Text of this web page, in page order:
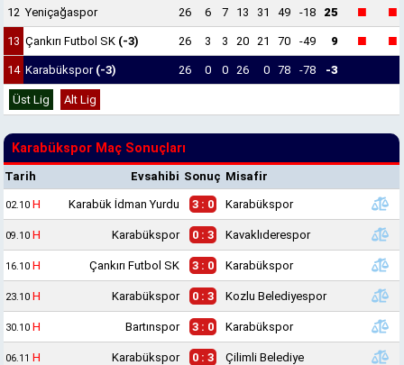
12 Yeniçağaspor 26 6 7 13 31 49 -18 25 ■ ■
13 Çankırı Futbol SK (-3) 26 3 3 20 21 70 -49 9 ■ ■
14 Karabükspor (-3) 26 0 0 26 0 78 -78 -3
Üst Lig Alt Lig
Karabükspor Maç Sonuçları
Tarih Evsahibi Sonuç Misafir
02.10 H Karabük İdman Yurdu 3 : 0 Karabükspor
09.10 H Karabükspor 0 : 3 Kavaklıderespor
16.10 H Çankırı Futbol SK 3 : 0 Karabükspor
23.10 H Karabükspor 0 : 3 Kozlu Belediyespor
30.10 H Bartınspor 3 : 0 Karabükspor
06.11 H Karabükspor 0 : 3 Çilimli Belediye